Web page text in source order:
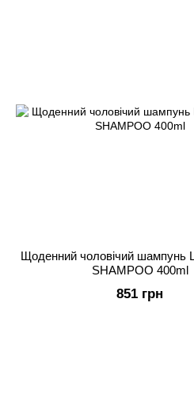
Щоденний чоловічий шампунь
SHAMPOO 400ml
851 грн